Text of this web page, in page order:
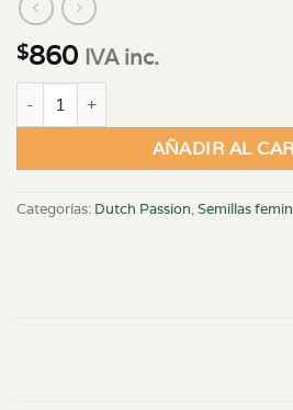
$860 IVA inc.
FRISIAN DEW® X3 cantidad
AÑADIR AL
Categorías: Dutch Passion,Semillas